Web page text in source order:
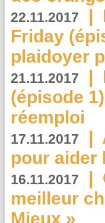
22.11.2017 |
Friday
plaidoyer
21.11.2017 |
(épisode
réemploi
17.11.2017 |
pour aider
16.11.2017 |
meilleur
Mieux »